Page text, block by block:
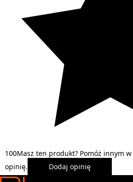
100Masz ten produkt? Pomóż innym
opinię.
Dodaj opinię